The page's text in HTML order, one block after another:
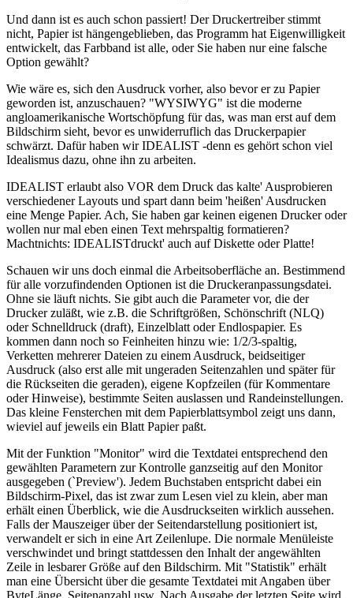
Und dann ist es auch schon passiert! Der Druckertreiber stimmt
nicht, Papier ist hängengeblieben, das Programm hat Eigenwilligkeit
entwickelt, das Farbband ist alle, oder Sie haben nur eine falsche
Option gewählt?
Wie wäre es, sich den Ausdruck vorher, also bevor er zu Papier
geworden ist, anzuschauen? "WYSIWYG" ist die moderne
angloamerikanische Wortschöpfung für das, was man erst auf dem
Bildschirm sieht, bevor es unwiderruflich das Druckerpapier
schwärzt. Dafür haben wir IDEALIST -denn es gehört schon viel
Idealismus dazu, ohne ihn zu arbeiten.
IDEALIST erlaubt also VOR dem Druck das kalte' Ausprobieren
verschiedener Layouts und spart dann beim 'heißen' Ausdrucken
eine Menge Papier. Ach, Sie haben gar keinen eigenen Drucker oder
wollen nur mal eben einen Text mehrspaltig formatieren?
Machtnichts: IDEALISTdruckt' auch auf Diskette oder Platte!
Schauen wir uns doch einmal die Arbeitsoberfläche an. Bestimmend
für alle vorzufindenden Optionen ist die Druckeranpassungsdatei.
Ohne sie läuft nichts. Sie gibt auch die Parameter vor, die der
Drucker zuläßt, wie z.B. die Schriftgrößen, Schönschrift (NLQ)
oder Schnelldruck (draft), Einzelblatt oder Endlospapier. Es
kommen dann noch so Feinheiten hinzu wie: 1/2/3-spaltig,
Verketten mehrerer Dateien zu einem Ausdruck, beidseitiger
Ausdruck (also erst alle mit ungeraden Seitenzahlen und später für
die Rückseiten die geraden), eigene Kopfzeilen (für Kommentare
oder Hinweise), bestimmte Seiten auslassen und Randeinstellungen.
Das kleine Fensterchen mit dem Papierblattsymbol zeigt uns dann,
wieviel auf jeweils ein Blatt Papier paßt.
Mit der Funktion "Monitor" wird die Textdatei entsprechend den
gewählten Parametern zur Kontrolle ganzseitig auf den Monitor
ausgegeben (`Preview'). Jedem Buchstaben entspricht dabei ein
Bildschirm-Pixel, das ist zwar zum Lesen viel zu klein, aber man
erhält einen Überblick, wie die Ausdruckseiten wirklich aussehen.
Falls der Mauszeiger über der Seitendarstellung positioniert ist,
verwandelt er sich in eine Art Zeilenlupe. Die normale Menüleiste
verschwindet und bringt stattdessen den Inhalt der angewählten
Zeile in lesbarer Größe auf den Bildschirm. Mit "Statistik" erhält
man eine Übersicht über die gesamte Textdatei mit Angaben über
ByteLänge, Seitenanzahl usw. Nach Ausgabe der letzten Seite wird